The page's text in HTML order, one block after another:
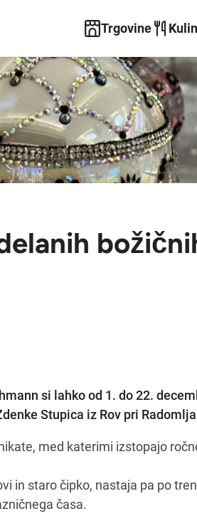
Trgovine
si lahko od 1. do 22.
Stupica iz Rov pri
med katerimi izstopajo
in staro čipko, nastaja pa po
časa.